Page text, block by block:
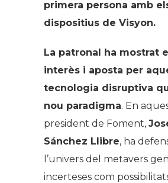
primera persona amb
dispositius de Visyon.
La patronal ha mostrat
interès i aposta per
tecnologia disruptiva
nou paradigma. En
president de Foment,
Sánchez Llibre, ha
l’univers del metavers
incerteses com